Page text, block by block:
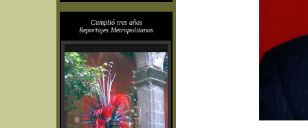
Cumplió tres años
Reportajes Metropolitanos